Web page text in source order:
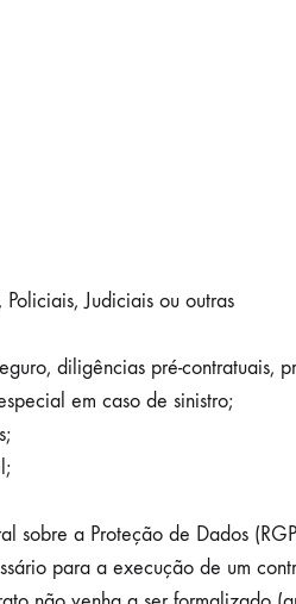
Judiciais ou outras
diligências pré-contratuais,
em caso de sinistro;
sobre a Proteção de Dados
para a execução de um